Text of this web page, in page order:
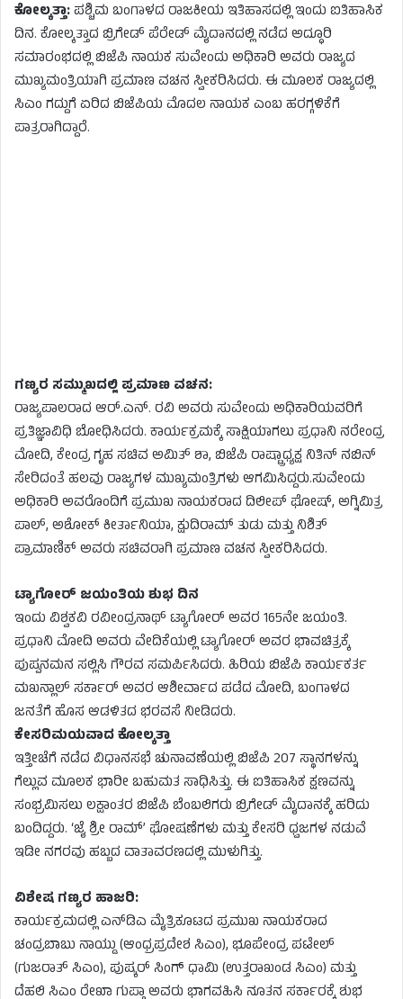
ಕೋಲ್ಕತ್ತಾ:ಪಶ್ಚಿಮ ಬಂಗಾಳದ ರಾಜಕೀಯ ಇತಿಹಾಸದಲ್ಲಿ ಇಂದು ಐತಿಹಾಸಿಕ
ದಿನ. ಕೋಲ್ಕತ್ತಾದ ಬ್ರಿಗೇಡ್ ಪೆರೇಡ್ ಮೈದಾನದಲ್ಲಿ ನಡೆದ ಅದ್ಧೂರಿ
ಸಮಾರಂಭದಲ್ಲಿ ಬಿಜೆಪಿ ನಾಯಕ ಸುವೇಂದು ಅಧಿಕಾರಿ ಅವರು ರಾಜ್ಯದ
ಮುಖ್ಯಮಂತ್ರಿಯಾಗಿ ಪ್ರಮಾಣ ವಚನ ಸ್ವೀಕರಿಸಿದರು. ಈ ಮೂಲಕ ರಾಜ್ಯದಲ್ಲಿ
ಸಿಎಂ ಗದ್ದುಗೆ ಏರಿದ ಬಿಜೆಪಿಯ ಮೊದಲ ನಾಯಕ ಎಂಬ ಹರಗ್ಗಳಿಕೆಗೆ
ಪಾತ್ರರಾಗಿದ್ದಾರೆ.
ಗಣ್ಯರ ಸಮ್ಮುಖದಲ್ಲಿ ಪ್ರಮಾಣ ವಚನ:
ರಾಜ್ಯಪಾಲರಾದ ಆರ್‌.ಎನ್. ರವಿ ಅವರು ಸುವೇಂದು ಅಧಿಕಾರಿಯವರಿಗೆ
ಪ್ರತಿಜ್ಞಾವಿಧಿ ಬೋಧಿಸಿದರು. ಕಾರ್ಯಕ್ರಮಕ್ಕೆ ಸಾಕ್ಷಿಯಾಗಲು ಪ್ರಧಾನಿ ನರೇಂದ್ರ
ಮೋದಿ, ಕೇಂದ್ರ ಗೃಹ ಸಚಿವ ಅಮಿತ್‌ ಶಾ, ಬಿಜೆಪಿ ರಾಷ್ಟ್ರಾಧ್ಯಕ್ಷ ನಿತಿನ್ ನಬಿನ್
ಸೇರಿದಂತೆ ಹಲವು ರಾಜ್ಯಗಳ ಮುಖ್ಯಮಂತ್ರಿಗಳು ಆಗಮಿಸಿದ್ದರು.ಸುವೇಂದು
ಅಧಿಕಾರಿ ಅವರೊಂದಿಗೆ ಪ್ರಮುಖ ನಾಯಕರಾದ ದಿಲೀಪ್ ಘೋಷ್, ಅಗ್ನಿಮಿತ್ರ
ಪಾಲ್, ಅಶೋಕ್ ಕೀರ್ತಾನಿಯಾ, ಕ್ಷುದಿರಾಮ್ ತುಡು ಮತ್ತು ನಿಶಿತ್
ಪ್ರಾಮಾಣಿಕ್ ಅವರು ಸಚಿವರಾಗಿ ಪ್ರಮಾಣ ವಚನ ಸ್ವೀಕರಿಸಿದರು.
ಟ್ಯಾಗೋರ್ ಜಯಂತಿಯ ಶುಭ ದಿನ
ಇಂದು ವಿಶ್ವಕವಿ ರವೀಂದ್ರನಾಥ್ ಟ್ಯಾಗೋರ್ ಅವರ 165ನೇ ಜಯಂತಿ.
ಪ್ರಧಾನಿ ಮೋದಿ ಅವರು ವೇದಿಕೆಯಲ್ಲಿ ಟ್ಯಾಗೋರ್ ಅವರ ಭಾವಚಿತ್ರಕ್ಕೆ
ಪುಷ್ಪನಮನ ಸಲ್ಲಿಸಿ ಗೌರವ ಸಮರ್ಪಿಸಿದರು. ಹಿರಿಯ ಬಿಜೆಪಿ ಕಾರ್ಯಕರ್ತ
ಮಖನ್ಲಾಲ್ ಸರ್ಕಾರ್ ಅವರ ಆಶೀರ್ವಾದ ಪಡೆದ ಮೋದಿ, ಬಂಗಾಳದ
ಜನತೆಗೆ ಹೊಸ ಆಡಳಿತದ ಭರವಸೆ ನೀಡಿದರು.
ಕೇಸರಿಮಯವಾದ ಕೋಲ್ಕತ್ತಾ
ಇತ್ತೀಚೆಗೆ ನಡೆದ ವಿಧಾನಸಭೆ ಚುನಾವಣೆಯಲ್ಲಿ ಬಿಜೆಪಿ 207 ಸ್ಥಾನಗಳನ್ನು
ಗೆಲ್ಲುವ ಮೂಲಕ ಭಾರೀ ಬಹುಮತ ಸಾಧಿಸಿತ್ತು. ಈ ಐತಿಹಾಸಿಕ ಕ್ಷಣವನ್ನು
ಸಂಭ್ರಮಿಸಲು ಲಕ್ಷಾಂತರ ಬಿಜೆಪಿ ಬೆಂಬಲಿಗರು ಬ್ರಿಗೇಡ್ ಮೈದಾನಕ್ಕೆ ಹರಿದು
ಬಂದಿದ್ದರು. ‘ಜೈ ಶ್ರೀ ರಾಮ್’ ಘೋಷಣೆಗಳು ಮತ್ತು ಕೇಸರಿ ಧ್ವಜಗಳ ನಡುವೆ
ಇಡೀ ನಗರವು ಹಬ್ಬದ ವಾತಾವರಣದಲ್ಲಿ ಮುಳುಗಿತ್ತು.
ವಿಶೇಷ ಗಣ್ಯರ ಹಾಜರಿ:
ಕಾರ್ಯಕ್ರಮದಲ್ಲಿ ಎನ್‌ಡಿಎ ಮೈತ್ರಿಕೂಟದ ಪ್ರಮುಖ ನಾಯಕರಾದ
ಚಂದ್ರಬಾಬು ನಾಯ್ಡು (ಆಂಧ್ರಪ್ರದೇಶ ಸಿಎಂ), ಭೂಪೇಂದ್ರ ಪಟೇಲ್
(ಗುಜರಾತ್ ಸಿಎಂ), ಪುಷ್ಕರ್ ಸಿಂಗ್ ಧಾಮಿ (ಉತ್ತರಾಖಂಡ ಸಿಎಂ) ಮತ್ತು
ದೆಹಲಿ ಸಿಎಂ ರೇಖಾ ಗುಪ್ತಾ ಅವರು ಭಾಗವಹಿಸಿ ನೂತನ ಸರ್ಕಾರಕ್ಕೆ ಶುಭ